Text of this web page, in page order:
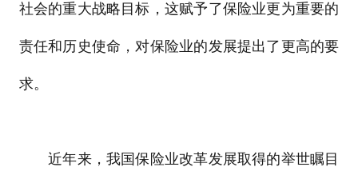
社会的重大战略目标，这赋予了保险业更为重要的
责任和历史使命，对保险业的发展提出了更高的要
求。
近年来，我国保险业改革发展取得的举世瞩目